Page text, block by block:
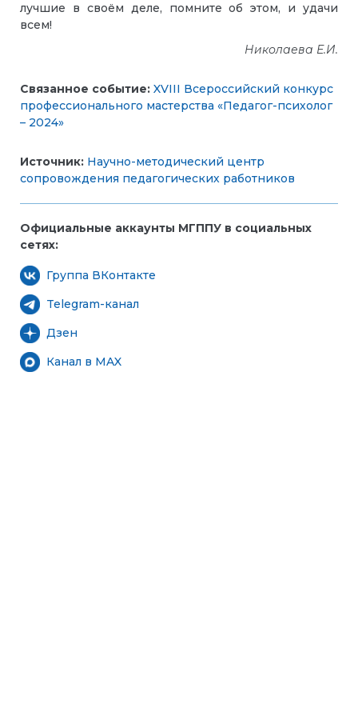
лучшие в своём деле, помните об этом, и удачи
всем!
Николаева Е.И.
Связанное событие: XVIII Всероссийский конкурс
профессионального мастерства «Педагог-психолог
– 2024»
Источник: Научно-методический центр
сопровождения педагогических работников
Официальные аккаунты МГППУ в социальных
сетях:
Группа ВКонтакте
Telegram-канал
Дзен
Канал в MAX